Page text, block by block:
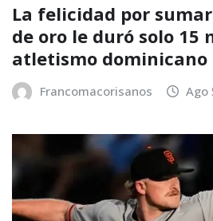
La felicidad por
de oro le duró solo 15
atletismo dominicano
Francomacorisanos Ago